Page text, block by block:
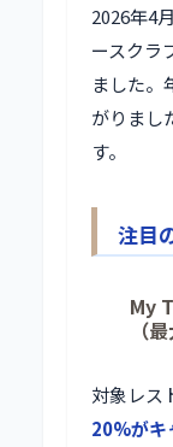
2026年4
ースクラ
ました
がりまし
す。
注目
My
（
対象レス
20%がキ